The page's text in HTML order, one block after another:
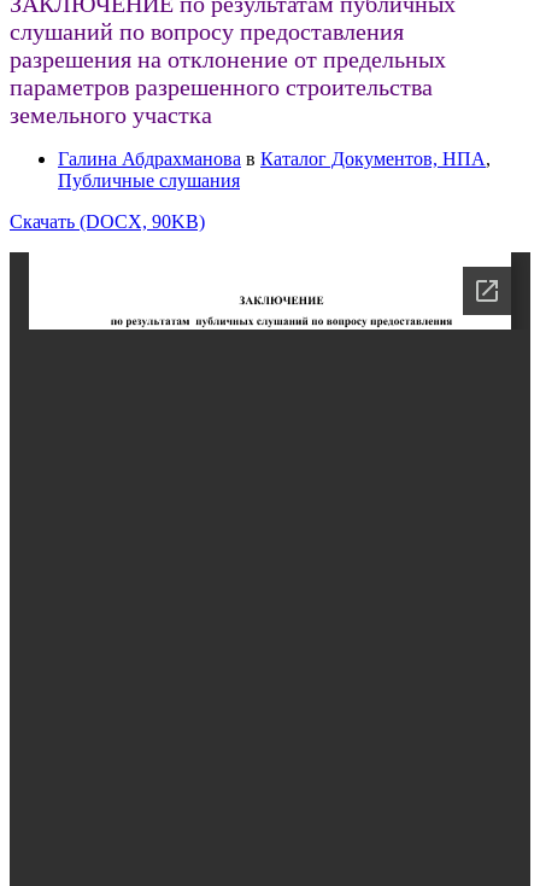
слушаний по вопросу предоставления
разрешения на отклонение от предельных
параметров разрешенного строительства
земельного участка
Галина Абдрахманова в Каталог Документов, НПА,
Публичные слушания
Скачать (DOCX, 90KB)